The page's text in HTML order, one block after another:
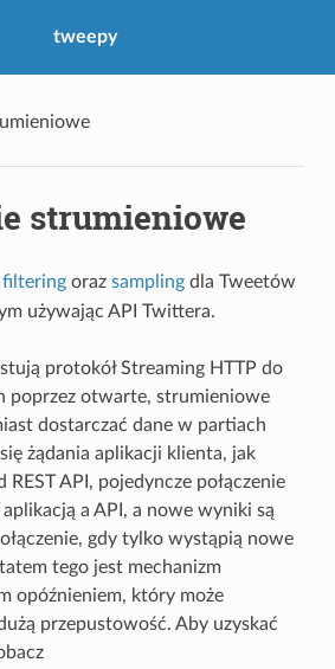
tweepy
strumieniowe
filteringoraz samplingdla Tweetów
używając API Twittera.
protokół Streaming HTTP do
poprzez otwarte, strumieniowe
dostarczać dane w partiach
żądania aplikacji klienta, jak
REST API, pojedyncze połączenie
a API, a nowe wyniki są
gdy tylko wystąpią nowe
tego jest mechanizm
opóźnieniem, który może
przepustowość. Aby uzyskać